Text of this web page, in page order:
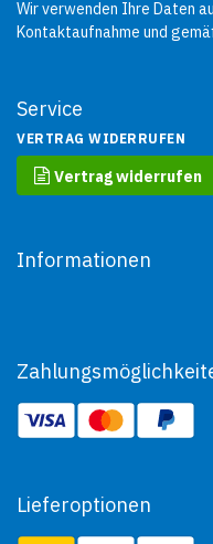
Service
VERTRAG WIDERRUFEN
Vertrag widerrufen
Informationen
Wir verwenden Ihre Daten
Kontaktaufnahme und
Lieferoptionen